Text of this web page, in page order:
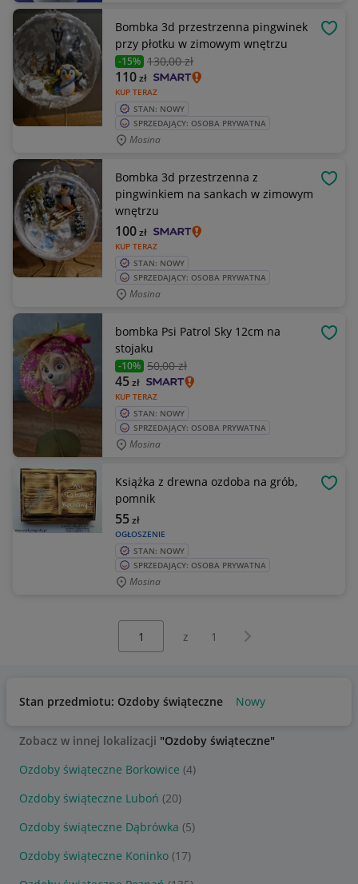
Bombka 3d przestrzenna pingwinek
przy płotku w zimowym wnętrzu
-15% 130,00 zł
KUP TERAZ
110zł
STAN: NOWY
SPRZEDAJĄCY: OSOBA PRYWATNA
Mosina
Bombka 3d przestrzenna z
pingwinkiem na sankach w zimowym
wnętrzu
KUP TERAZ
100zł
STAN: NOWY
SPRZEDAJĄCY: OSOBA PRYWATNA
Mosina
bombka Psi Patrol Sky 12cm na
stojaku
-10% 50,00 zł
KUP TERAZ
45zł
STAN: NOWY
SPRZEDAJĄCY: OSOBA PRYWATNA
Mosina
Książka z drewna ozdoba na grób,
pomnik
OGŁOSZENIE
55zł
STAN: NOWY
SPRZEDAJĄCY: OSOBA PRYWATNA
Mosina
z 1 Następna strona
Stan przedmiotu: Ozdoby świąteczne Nowy
Zobacz w innej lokalizacji "Ozdoby świąteczne"
Ozdoby świąteczne Borkowice (4)
Ozdoby świąteczne Luboń (20)
Ozdoby świąteczne Dąbrówka (5)
Ozdoby świąteczne Koninko (17)